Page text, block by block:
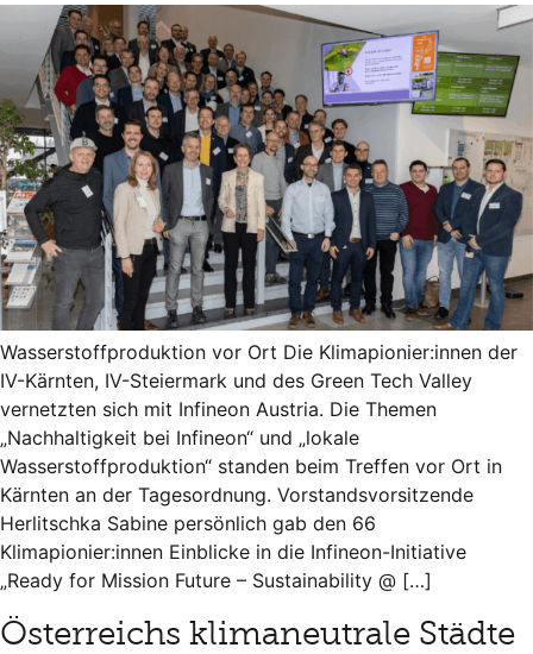
Wasserstoffproduktion vor Ort Die Klimapionier:innen der
IV-Kärnten, IV-Steiermark und des Green Tech Valley
vernetzten sich mit Infineon Austria. Die Themen
„Nachhaltigkeit bei Infineon“ und „lokale
Wasserstoffproduktion“ standen beim Treffen vor Ort in
Kärnten an der Tagesordnung. Vorstandsvorsitzende
Herlitschka Sabine persönlich gab den 66
Klimapionier:innen Einblicke in die Infineon-Initiative
„Ready for Mission Future – Sustainability @ […]
Österreichs klimaneutrale Städte